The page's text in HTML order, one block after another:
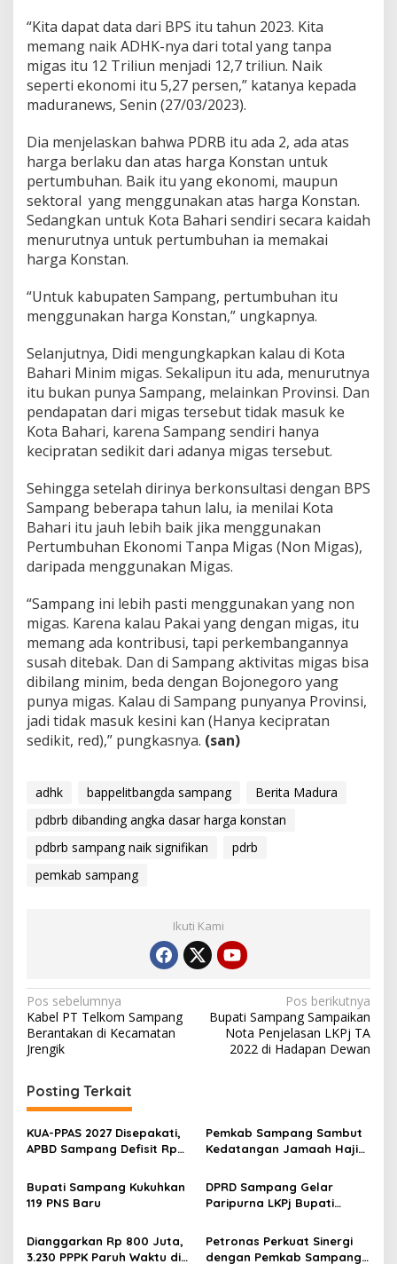
“Kita dapat data dari BPS itu tahun 2023. Kita
memang naik ADHK-nya dari total yang tanpa
migas itu 12 Triliun menjadi 12,7 triliun. Naik
seperti ekonomi itu 5,27 persen,” katanya kepada
maduranews, Senin (27/03/2023).
Dia menjelaskan bahwa PDRB itu ada 2, ada atas
harga berlaku dan atas harga Konstan untuk
pertumbuhan. Baik itu yang ekonomi, maupun
sektoral yang menggunakan atas harga Konstan.
Sedangkan untuk Kota Bahari sendiri secara kaidah
menurutnya untuk pertumbuhan ia memakai
harga Konstan.
“Untuk kabupaten Sampang, pertumbuhan itu
menggunakan harga Konstan,” ungkapnya.
Selanjutnya, Didi mengungkapkan kalau di Kota
Bahari Minim migas. Sekalipun itu ada, menurutnya
itu bukan punya Sampang, melainkan Provinsi. Dan
pendapatan dari migas tersebut tidak masuk ke
Kota Bahari, karena Sampang sendiri hanya
kecipratan sedikit dari adanya migas tersebut.
Sehingga setelah dirinya berkonsultasi dengan BPS
Sampang beberapa tahun lalu, ia menilai Kota
Bahari itu jauh lebih baik jika menggunakan
Pertumbuhan Ekonomi Tanpa Migas (Non Migas),
daripada menggunakan Migas.
“Sampang ini lebih pasti menggunakan yang non
migas. Karena kalau Pakai yang dengan migas, itu
memang ada kontribusi, tapi perkembangannya
susah ditebak. Dan di Sampang aktivitas migas bisa
dibilang minim, beda dengan Bojonegoro yang
punya migas. Kalau di Sampang punyanya Provinsi,
jadi tidak masuk kesini kan (Hanya kecipratan
sedikit, red),” pungkasnya. (san)
adhk bappelitbangda sampang
Berita Madura
pdbrb dibanding angka dasar harga konstan
pdbrb sampang naik signifikan
pdrb
pemkab sampang
Ikuti Kami
Navigasi
pos
Pos sebelumnya
Kabel PT Telkom Sampang
Berantakan di Kecamatan
Jrengik
Pos berikutnya
Bupati Sampang Sampaikan
Nota Penjelasan LKPj TA
2022 di Hadapan Dewan
Posting Terkait
KUA-PPAS 2027 Disepakati,
APBD Sampang Defisit Rp
Pemkab Sampang Sambut
Kedatangan Jamaah Haji
Trunojoyo
Bupati Sampang Kukuhkan
119 PNS Baru
DPRD Sampang Gelar
Paripurna LKPj Bupati
Dianggarkan Rp 800 Juta,
3.230 PPPK Paruh Waktu di
Petronas Perkuat Sinergi
dengan Pemkab Sampang